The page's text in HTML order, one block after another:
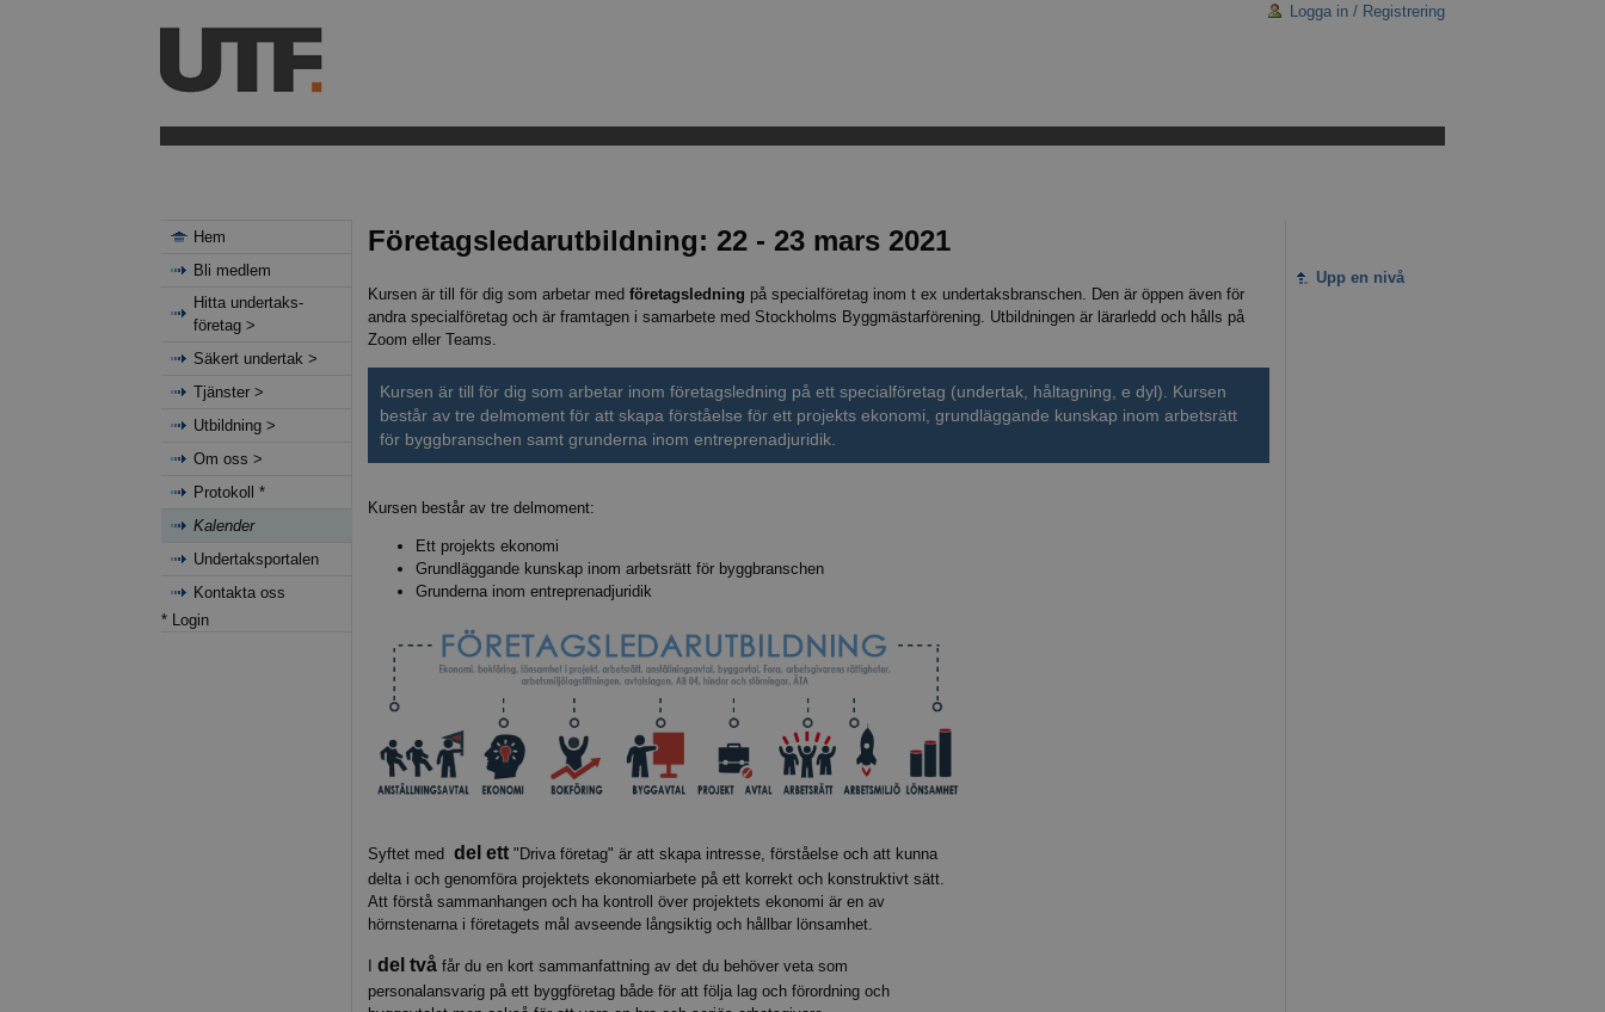
Logga in / Registrering
Företagsledarutbildning: 22 - 23 mars 2021
Kursen är till för dig som arbetar medföretagsledning på specialföretag inom t ex undertaksbranschen. Den är öppen även för
andra specialföretag och är framtagen i samarbete med Stockholms Byggmästarförening. Utbildningen är lärarledd och hålls på
Zoom eller Teams.
Kursen är till för dig som arbetar inom företagsledning på ett specialföretag (undertak, håltagning, e dyl). Kursen
består av tre delmoment för att skapa förståelse för ett projekts ekonomi, grundläggande kunskap inom arbetsrätt
för byggbranschen samt grunderna inom entreprenadjuridik.
Kursen består av tre delmoment:
Ett projekts ekonomi
Grundläggande kunskap inom arbetsrätt för byggbranschen
Grunderna inom entreprenadjuridik
Syftet med del ett "Driva företag" är att skapa intresse, förståelse och att kunna
delta i och genomföra projektets ekonomiarbete på ett korrekt och konstruktivt sätt.
Att förstå sammanhangen och ha kontroll över projektets ekonomi är en av
hörnstenarna i företagets mål avseende långsiktig och hållbar lönsamhet.
Idel två får du en kort sammanfattning av det du behöver veta som
personalansvarig på ett byggföretag både för att följa lag och förordning och
Upp en nivå
Hem
Bli medlem
Hitta undertaks-
företag >
Säkert undertak >
Tjänster >
Utbildning >
Om oss >
Protokoll *
Kalender
Undertaksportalen
Kontakta oss
* Login